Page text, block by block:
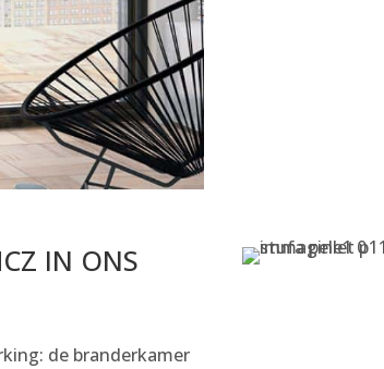
IN ONS
de branderkamer